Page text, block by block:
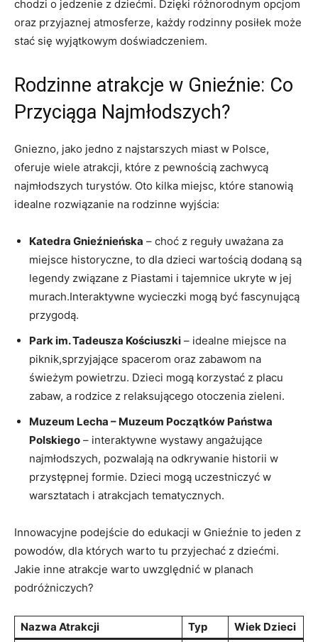
chodzi o jedzenie z dziećmi. Dzięki ​różnorodnym opcjom
oraz przyjaznej atmosferze, każdy rodzinny posiłek może
stać ⁤się wyjątkowym doświadczeniem.
Rodzinne atrakcje w Gnieźnie:⁢ Co
⁤Przyciąga Najmłodszych?
Gniezno, jako jedno z najstarszych miast⁤ w Polsce,⁣
oferuje​ wiele atrakcji, które z pewnością zachwycą
najmłodszych turystów. Oto kilka miejsc, ​które stanowią
idealne rozwiązanie na rodzinne wyjścia:
Katedra Gnieźnieńska ​– choć z reguły uważana za
miejsce‍ historyczne, to dla dzieci wartością dodaną⁤ są
legendy‌ związane z Piastami ‌i ⁣tajemnice ukryte​ w jej
‍murach.Interaktywne wycieczki⁣ mogą być fascynującą
przygodą.
Park im. Tadeusza Kościuszki – idealne miejsce na
piknik,sprzyjające spacerom oraz zabawom na
świeżym ‍powietrzu. Dzieci mogą ⁢korzystać z​ placu
zabaw,‍ a⁣ rodzice z relaksującego otoczenia zieleni.
Muzeum Lecha – Muzeum‌ Początków Państwa
⁤Polskiego – interaktywne⁤ wystawy angażujące
najmłodszych, pozwalają na ⁢odkrywanie historii ⁢w
‍przystępnej formie. Dzieci mogą uczestniczyć w
warsztatach i atrakcjach tematycznych.
Innowacyjne podejście do edukacji w Gnieźnie to⁢ jeden ⁢z
powodów, ‍dla których warto ⁣tu przyjechać z⁢ dziećmi.
Jakie inne atrakcje warto uwzględnić w planach‍
podróżniczych?
Nazwa Atrakcji Typ
Wiek Dzieci